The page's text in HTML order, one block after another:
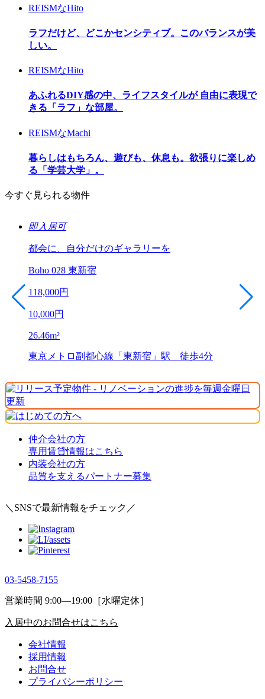
REISMなHito
ラフだけど、どこかセンシティブ。このバランスが美
しい。
REISMなHito
あふれるDIY感の中、ライフスタイルが 自由に表現で
きる「ラフ」な部屋。
REISMなMachi
暮らしはもちろん、遊びも、休息も。欲張りに楽しめ
る「学芸大学」。
今すぐ見られる物件
即入居可
都会に、自分だけのギャラリーを
Boho 028 東新宿
118,000円
10,000円
26.46m²
東京メトロ副都心線「東新宿」駅 徒歩4分
仲介会社の方
専用賃貸情報はこちら
内装会社の方
品質を支えるパートナー募集
＼SNSで最新情報をチェック／
03-5458-7155
営業時間 9:00―19:00［水曜定休］
入居中のお問合せはこちら
会社情報
採用情報
お問合せ
プライバシーポリシー